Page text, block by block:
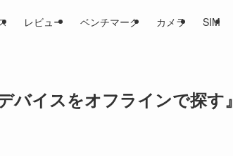
レビュー ベンチマーク カメラ SIM
イスをオフラインで探す』